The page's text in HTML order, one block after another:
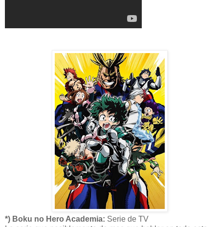
*) Boku no Hero Academia: Serie de TV